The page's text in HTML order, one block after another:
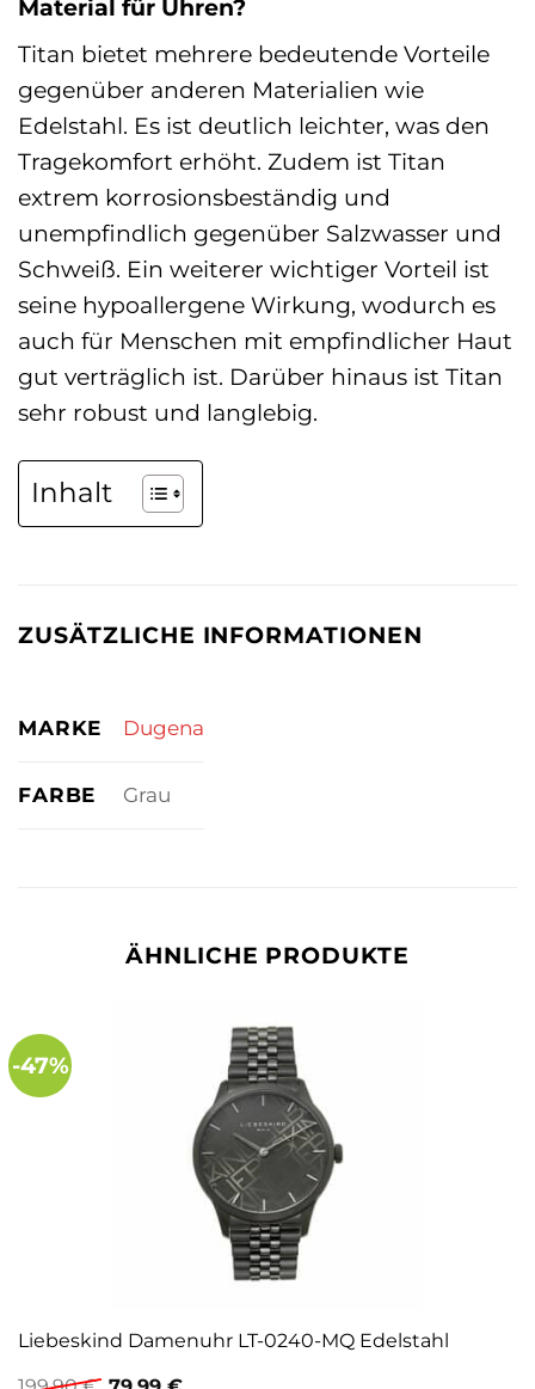
Material für Uhren?
Titan bietet mehrere bedeutende Vorteile
gegenüber anderen Materialien wie
Edelstahl. Es ist deutlich leichter, was den
Tragekomfort erhöht. Zudem ist Titan
extrem korrosionsbeständig und
unempfindlich gegenüber Salzwasser und
Schweiß. Ein weiterer wichtiger Vorteil ist
seine hypoallergene Wirkung, wodurch es
auch für Menschen mit empfindlicher Haut
gut verträglich ist. Darüber hinaus ist Titan
sehr robust und langlebig.
Inhalt
ZUSÄTZLICHE INFORMATIONEN
MARKE Dugena
FARBE Grau
ÄHNLICHE PRODUKTE
-47%
Liebeskind Damenuhr LT-0240-MQ Edelstahl